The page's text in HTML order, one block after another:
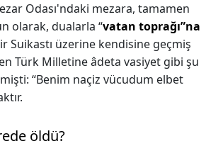
Odası'ndaki mezara, tamamen
olarak, dualarla “vatan toprağı”na
Suikastı üzerine kendisine geçmiş
Türk Milletine âdeta vasiyet gibi şu
“Benim naçiz vücudum elbet
öldü?